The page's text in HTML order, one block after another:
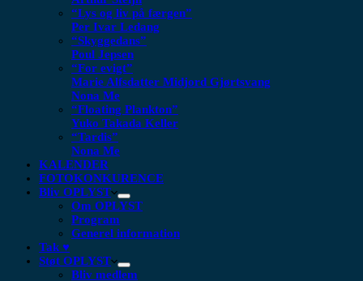
“Lys og liv på færgen”
Per Ivar Ledang
“Skyggedans”
Poul Jepsen
“For evigt”
Marie Alfsdatter Midjord Gjørtsvang
Nona Me
“Floating Plankton​”
Yuko Takada Keller
“Tardis”
Nona Me
KALENDER
FOTOKONKURENCE
Bliv OPLYST
Om OPLYST
Program
Generel information
Tak ♥
Støt OPLYST
Bliv medlem